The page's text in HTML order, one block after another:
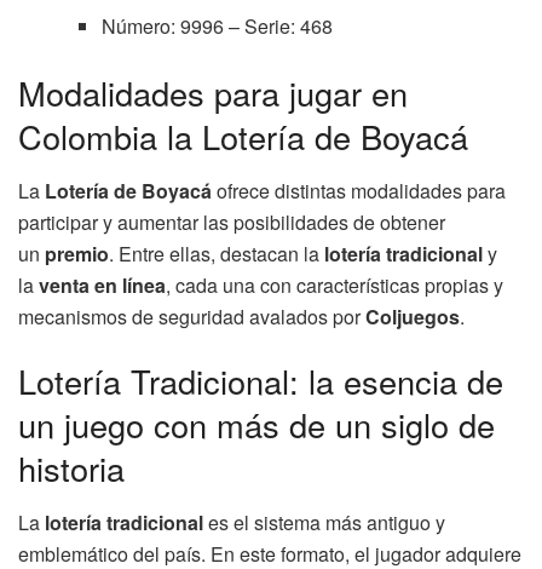
Número: 9996 – Serie: 468
Modalidades para jugar en
Colombia la Lotería de Boyacá
La Lotería de Boyacá ofrece distintas modalidades para
participar y aumentar las posibilidades de obtener
un premio. Entre ellas, destacan la lotería tradicionaly
laventa en línea, cada una con características propias y
mecanismos de seguridad avalados porColjuegos.
Lotería Tradicional: la esencia de
un juego con más de un siglo de
historia
La lotería tradicionales el sistema más antiguo y
emblemático del país. En este formato, el jugador adquiere